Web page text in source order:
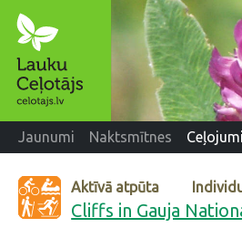
Jaunumi Naktsmītnes Ceļojumi
Aktīvā atpūta
Cliffs in Gauja